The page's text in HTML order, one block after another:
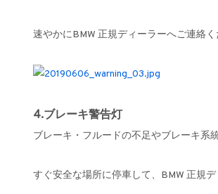
速やかにBMW 正規ディーラーへご連絡く
4.ブレーキ警告灯
ブレーキ・フルードの不足やブレーキ系
すぐ安全な場所に停車して、BMW 正規デ